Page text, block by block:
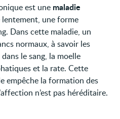
est une maladie
une forme
Dans cette maladie, un
normaux, à savoir les
le sang, la moelle
et la rate. Cette
empêche la formation des
n’est pas héréditaire.